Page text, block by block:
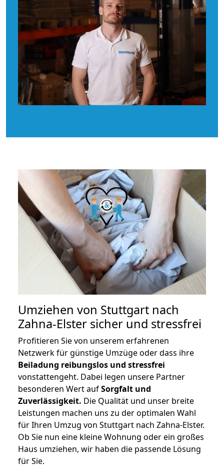
Umziehen von Stuttgart nach
Zahna-Elster sicher und stressfrei
Profitieren Sie von unserem erfahrenen
Netzwerk für günstige Umzüge oder dass ihre
Beiladung reibungslos und stressfrei
vonstattengeht. Dabei legen unsere Partner
besonderen Wert aufSorgfalt und
Zuverlässigkeit. Die Qualität und unser breite
Leistungen machen uns zu der optimalen Wahl
für Ihren Umzug von Stuttgart nach Zahna-Elster.
Ob Sie nun eine kleine Wohnung oder ein großes
Haus umziehen, wir haben die passende Lösung
für Sie.